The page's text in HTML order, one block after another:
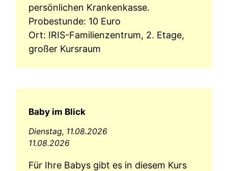
persönlichen Krankenkasse.
Probestunde: 10 Euro
Ort: IRIS-Familienzentrum, 2. Etage,
großer Kursraum
Baby im Blick
Dienstag, 11.08.2026
11.08.2026
Für Ihre Babys gibt es in diesem Kurs